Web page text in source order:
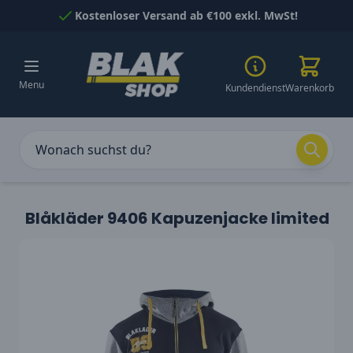
Skip to ContentKostenloser Versand ab €100 exkl. MwSt!
Menu KundendienstWarenkorb
Blåkläder 9406 Kapuzenjacke limited